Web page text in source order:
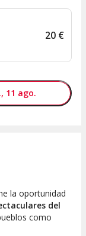
20 €
11 ago.
la oportunidad
del
como